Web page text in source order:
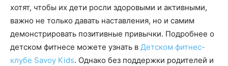
хотят, чтобы их дети росли здоровыми и активными,
важно не только давать наставления, но и самим
демонстрировать позитивные привычки. Подробнее о
детском фитнесе можете узнать в Детском фитнес-
клубе Savoy Kids. Однако без поддержки родителей и